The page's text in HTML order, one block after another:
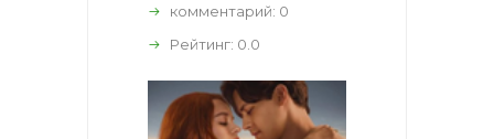
комментарий: 0
Рейтинг: 0.0